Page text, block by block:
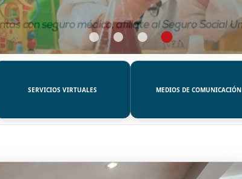
SERVICIOS VIRTUALES MEDIOS DE COMUNICACIÓN